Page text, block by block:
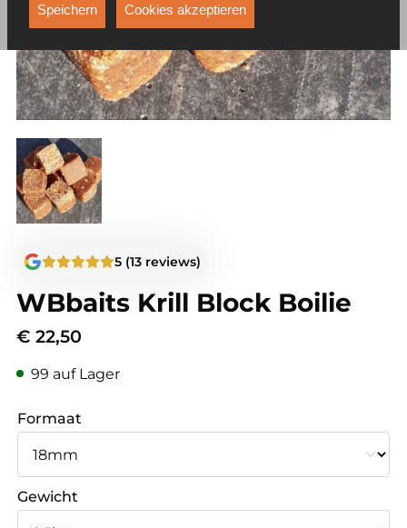
WBbaits Krill Block Boilie
€ 22,50
99 auf Lager
Formaat
Gewicht
5 (13 reviews)
dieselbe Werbung ständig angezeigt wird.
Speichern Cookies akzeptieren